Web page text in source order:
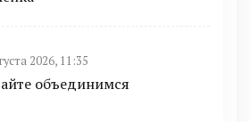
2026, 11:35
объединимся